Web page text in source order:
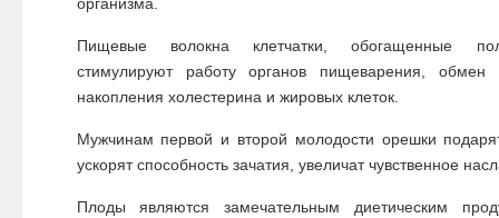
организма.
Пищевые волокна клетчатки, обогащенные
стимулируют работу органов пищеварения, обмен
накопления холестерина и жировых клеток.
Мужчинам первой и второй молодости орешки
ускорят способность зачатия, увеличат чувственное
Плоды являются замечательным диетическим